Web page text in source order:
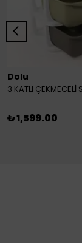
Dolu
₺ 1,599.00